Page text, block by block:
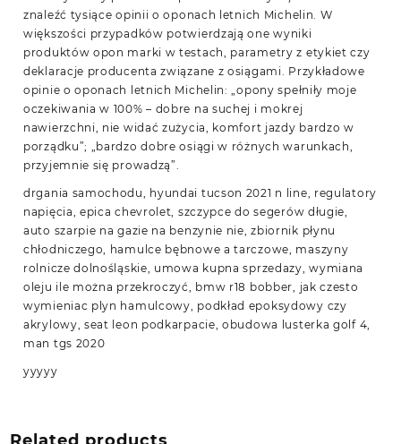
znaleźć tysiące opinii o oponach letnich Michelin. W
większości przypadków potwierdzają one wyniki
produktów opon marki w testach, parametry z etykiet czy
deklaracje producenta związane z osiągami. Przykładowe
opinie o oponach letnich Michelin: „opony spełniły moje
oczekiwania w 100% – dobre na suchej i mokrej
nawierzchni, nie widać zużycia, komfort jazdy bardzo w
porządku”; „bardzo dobre osiągi w różnych warunkach,
przyjemnie się prowadzą”.
drgania samochodu, hyundai tucson 2021 n line, regulatory
napięcia, epica chevrolet, szczypce do segerów długie,
auto szarpie na gazie na benzynie nie, zbiornik płynu
chłodniczego, hamulce bębnowe a tarczowe, maszyny
rolnicze dolnośląskie, umowa kupna sprzedazy, wymiana
oleju ile można przekroczyć, bmw r18 bobber, jak czesto
wymieniac plyn hamulcowy, podkład epoksydowy czy
akrylowy, seat leon podkarpacie, obudowa lusterka golf 4,
man tgs 2020
yyyyy